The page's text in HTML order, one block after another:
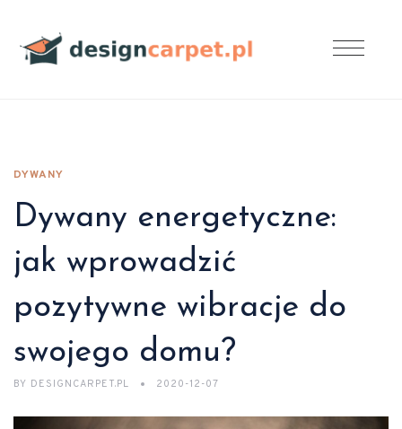
DYWANY
Dywany energetyczne:
jak wprowadzić
pozytywne wibracje do
swojego domu?
BY DESIGNCARPET.PL 2020-12-07